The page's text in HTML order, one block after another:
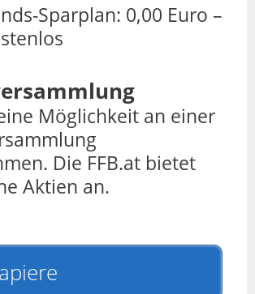
Sparplan: 0,00 Euro –
Möglichkeit an einer
Die FFB.at bietet
Aktien an.